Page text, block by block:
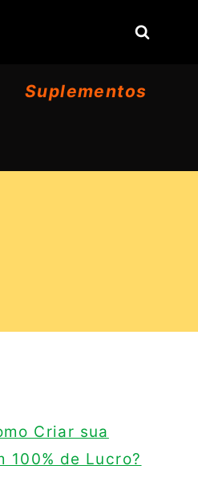
Suplementos
Criar sua
100% de Lucro?